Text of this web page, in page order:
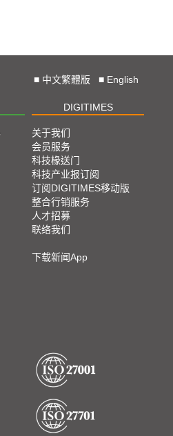
■ 中文繁體版 ■ English
DIGITIMES
关于我们
会员服务
科技椽送门
科技产业报订阅
订阅DIGITIMES移动版
整合行销服务
人才招募
联络我们
下载新闻App